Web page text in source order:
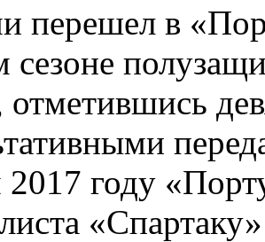
перешел в
сезоне
отметившись
году